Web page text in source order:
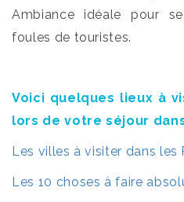
Ambiance idéale pour
foules de touristes.
Voici quelques lieux à
lors de votre séjour
Les villes à visiter dans les
Les 10 choses à faire